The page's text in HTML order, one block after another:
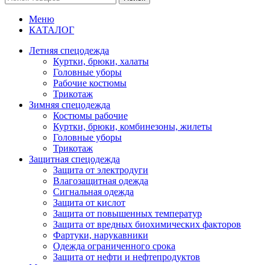
Меню
КАТАЛОГ
Летняя спецодежда
Куртки, брюки, халаты
Головные уборы
Рабочие костюмы
Трикотаж
Зимняя спецодежда
Костюмы рабочие
Куртки, брюки, комбинезоны, жилеты
Головные уборы
Трикотаж
Защитная спецодежда
Защита от электродуги
Влагозащитная одежда
Сигнальная одежда
Защита от кислот
Защита от повышенных температур
Защита от вредных биохимических факторов
Фартуки, нарукавники
Одежда ограниченного срока
Защита от нефти и нефтепродуктов